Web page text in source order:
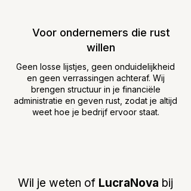
Voor ondernemers die rust
willen
Geen losse lijstjes, geen onduidelijkheid
en geen verrassingen achteraf. Wij
brengen structuur in je financiële
administratie en geven rust, zodat je altijd
weet hoe je bedrijf ervoor staat.
Wil je weten of LucraNova bij